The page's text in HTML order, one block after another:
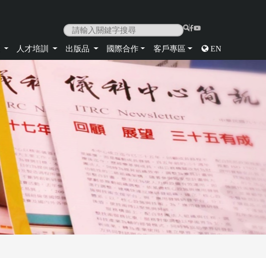
|
人才培訓 出版品 國際合作 客戶專區 EN